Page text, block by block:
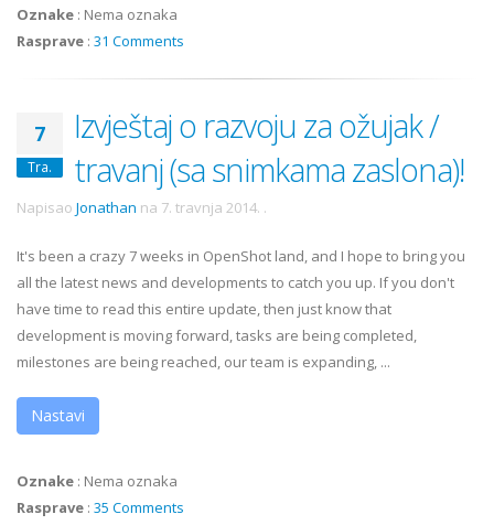
Oznake : Nema oznaka
Rasprave : 31 Comments
7
Tra.
Izvještaj o razvoju za ožujak /
travanj (sa snimkama zaslona)!
Napisao Jonathan na 7. travnja 2014. .
It's been a crazy 7 weeks in OpenShot land, and I hope to bring you
all the latest news and developments to catch you up. If you don't
have time to read this entire update, then just know that
development is moving forward, tasks are being completed,
milestones are being reached, our team is expanding, ...
Nastavi
Oznake : Nema oznaka
Rasprave : 35 Comments